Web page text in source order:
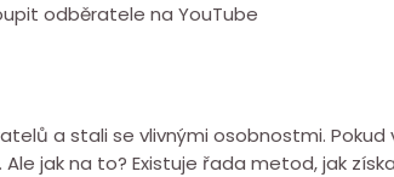
odběratele na YouTube
a stali se vlivnými osobnostmi.
jak na to? Existuje řada metod, jak